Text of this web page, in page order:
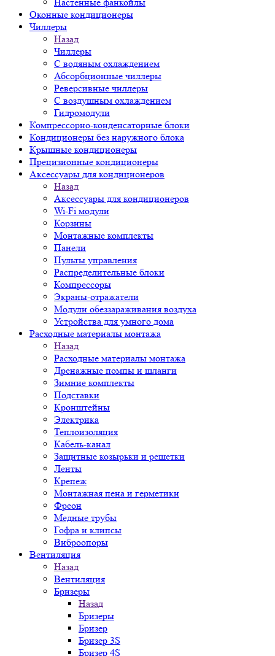
Оконные кондиционеры
Чиллеры
Назад
Чиллеры
С водяным охлаждением
Абсорбционные чиллеры
Реверсивные чиллеры
С воздушным охлаждением
Гидромодули
Компрессорно-конденсаторные блоки
Кондиционеры без наружного блока
Крышные кондиционеры
Прецизионные кондиционеры
Аксессуары для кондиционеров
Назад
Аксессуары для кондиционеров
Wi-Fi модули
Корзины
Монтажные комплекты
Панели
Пульты управления
Распределительные блоки
Компрессоры
Экраны-отражатели
Модули обеззараживания воздуха
Устройства для умного дома
Расходные материалы монтажа
Назад
Расходные материалы монтажа
Дренажные помпы и шланги
Зимние комплекты
Подставки
Кронштейны
Электрика
Теплоизоляция
Кабель-канал
Защитные козырьки и решетки
Ленты
Крепеж
Монтажная пена и герметики
Фреон
Медные трубы
Гофра и клипсы
Виброопоры
Вентиляция
Назад
Вентиляция
Бризеры
Назад
Бризеры
Бризер
Бризер 3S
Бризер 4S